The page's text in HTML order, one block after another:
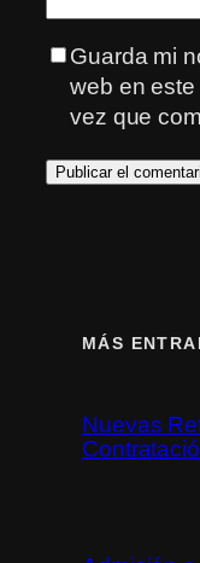
Guarda mi
web en
vez que
MÁS
Nuevas